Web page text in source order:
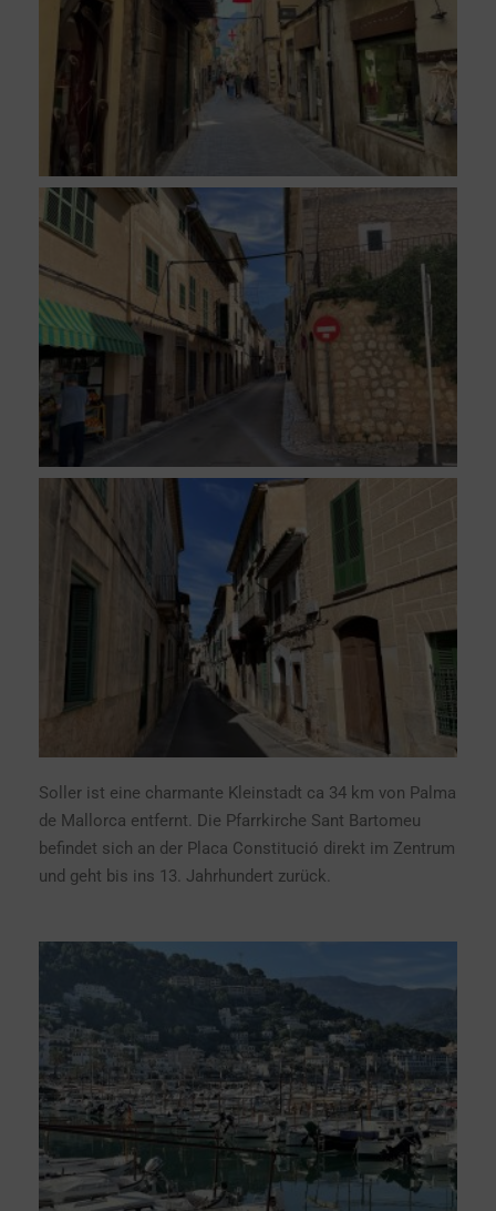
Soller ist eine charmante Kleinstadt ca 34 km von Palma
de Mallorca entfernt. Die Pfarrkirche Sant Bartomeu
befindet sich an der Placa Constitució direkt im Zentrum
und geht bis ins 13. Jahrhundert zurück.